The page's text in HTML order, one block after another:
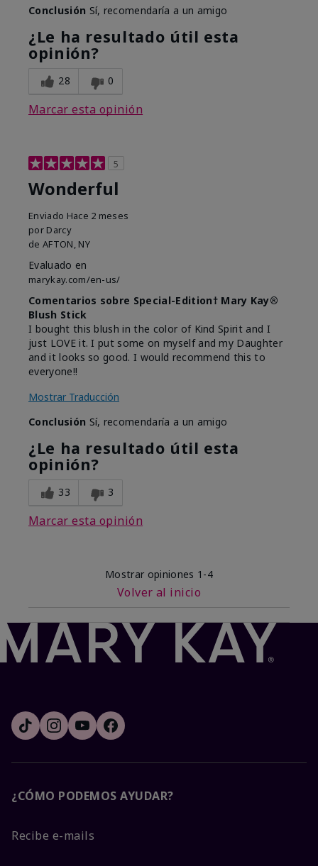
Conclusión Sí, recomendaría a un amigo
¿Le ha resultado útil esta
opinión?
28 0
Marcar esta opinión
5
Wonderful
Enviado Hace 2 meses
por Darcy
de AFTON, NY
Evaluado en
marykay.com/en-us/
Comentarios sobre Special-Edition† Mary Kay®
Blush Stick
I bought this blush in the color of Kind Spirit and I
just LOVE it. I put some on myself and my Daughter
and it looks so good. I would recommend this to
everyone!!
Mostrar Traducción
Conclusión Sí, recomendaría a un amigo
¿Le ha resultado útil esta
opinión?
33 3
Marcar esta opinión
Mostrar opiniones 1-4
Volver al inicio
¿CÓMO PODEMOS AYUDAR?
Recibe e-mails